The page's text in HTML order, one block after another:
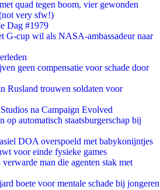
quad tegen boom, vier gewonden
very sfw!)
Dag #1979
G-cup wil als NASA-ambassadeur naar
geen compensatie voor schade door
Rusland trouwen soldaten voor
na Campaign Evolved
op automatisch staatsburgerschap bij
DOA overspoeld met babykonijntjes
voor einde fysieke games
man die agenten stak met
boete voor mentale schade bij jongeren